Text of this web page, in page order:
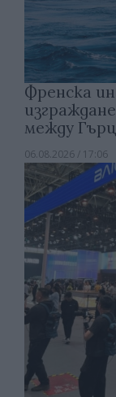
Френска
между
06.08.2026 / 17:06